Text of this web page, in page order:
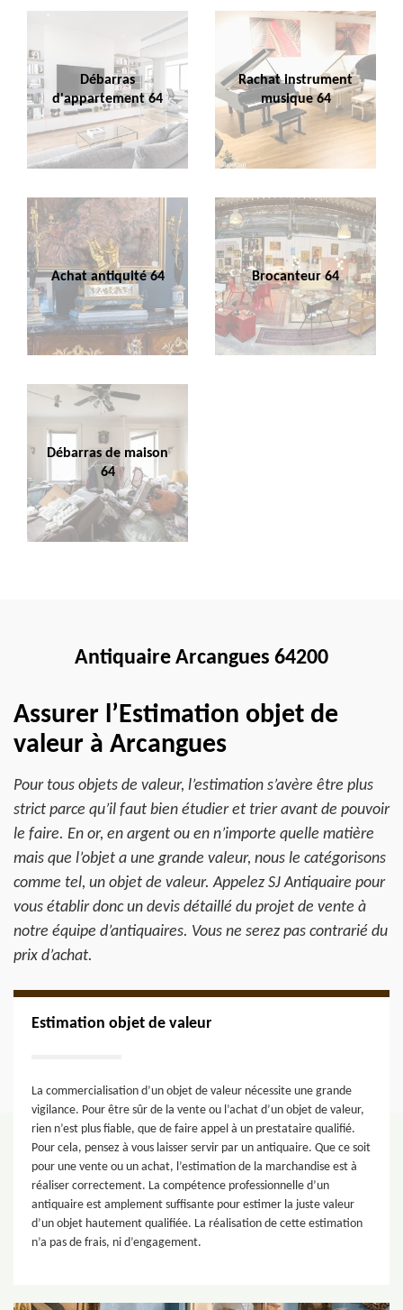
Débarras
d'appartement 64
Rachat instrument
musique 64
Achat antiquité 64 Brocanteur 64
Débarras de maison
64
Antiquaire Arcangues 64200
Assurer l’Estimation objet de
valeur à Arcangues
Pour tous objets de valeur, l’estimation s’avère être plus
strict parce qu’il faut bien étudier et trier avant de pouvoir
le faire. En or, en argent ou en n’importe quelle matière
mais que l’objet a une grande valeur, nous le catégorisons
comme tel, un objet de valeur. Appelez SJ Antiquaire pour
vous établir donc un devis détaillé du projet de vente à
notre équipe d’antiquaires. Vous ne serez pas contrarié du
prix d’achat.
Estimation objet de valeur
La commercialisation d’un objet de valeur nécessite une grande
vigilance. Pour être sûr de la vente ou l’achat d’un objet de valeur,
rien n’est plus fiable, que de faire appel à un prestataire qualifié.
Pour cela, pensez à vous laisser servir par un antiquaire. Que ce soit
pour une vente ou un achat, l’estimation de la marchandise est à
réaliser correctement. La compétence professionnelle d’un
antiquaire est amplement suffisante pour estimer la juste valeur
d’un objet hautement qualifiée. La réalisation de cette estimation
n’a pas de frais, ni d’engagement.